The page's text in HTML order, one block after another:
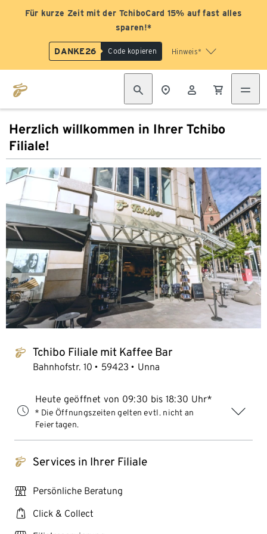
Für kurze Zeit mit der TchiboCard 15% auf fast alles
sparen!*
DANKE26 Code kopieren Hinweis*
Herzlich willkommen in Ihrer Tchibo
Filiale!
tchibo_logo Tchibo Filiale mit Kaffee Bar
Bahnhofstr. 10 59423 Unna
Heute geöffnet von 09:30 bis 18:30 Uhr*
* Die Öffnungszeiten gelten evtl. nicht an
Feiertagen.
tchibo_logo Services in Ihrer Filiale
personal_services Persönliche Beratung
click_collect Click & Collect